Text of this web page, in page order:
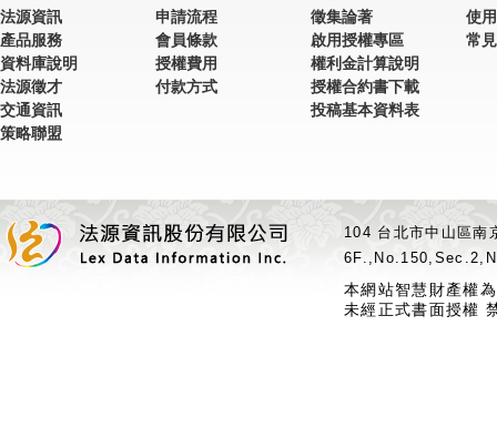
法源資訊
產品服務
資料庫說明
法源徵才
交通資訊
策略聯盟
申請流程
會員條款
授權費用
付款方式
徵集論著
啟用授權專區
權利金計算說明
授權合約書下載
投稿基本資料表
使
常
104 台北市中山區
本網站智慧財產權
未經正式書面授權